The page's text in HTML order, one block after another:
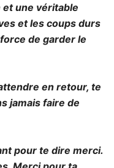
et une véritable
et les coups durs
de garder le
en retour, te
jamais faire de
pour te dire merci.